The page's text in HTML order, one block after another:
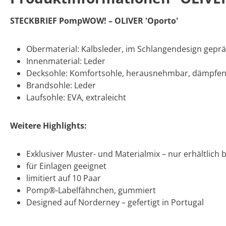
STECKBRIEF PompWOW! – OLIVER 'Oporto'
Obermaterial: Kalbsleder, im Schlangendesign
Innenmaterial: Leder
Decksohle: Komfortsohle, herausnehmbar,
Brandsohle: Leder
Laufsohle: EVA, extraleicht
Weitere Highlights:
Exklusiver Muster- und Materialmix – nur erhältlich
für Einlagen geeignet
limitiert auf 10 Paar
Pomp®-Labelfähnchen, gummiert
Designed auf Norderney – gefertigt in Portugal